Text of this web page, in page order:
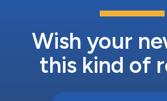
Wish your
this kind of